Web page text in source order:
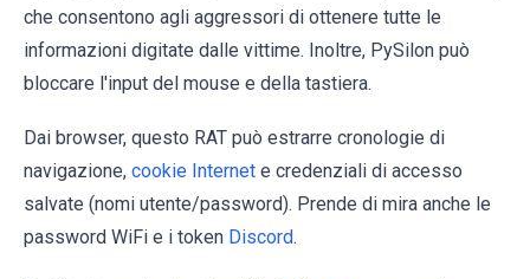
che consentono agli aggressori di ottenere tutte le
informazioni digitate dalle vittime. Inoltre, PySilon può
bloccare l'input del mouse e della tastiera.
Dai browser, questo RAT può estrarre cronologie di
navigazione, cookie Internet e credenziali di accesso
salvate (nomi utente/password). Prende di mira anche le
password WiFi e i token Discord.